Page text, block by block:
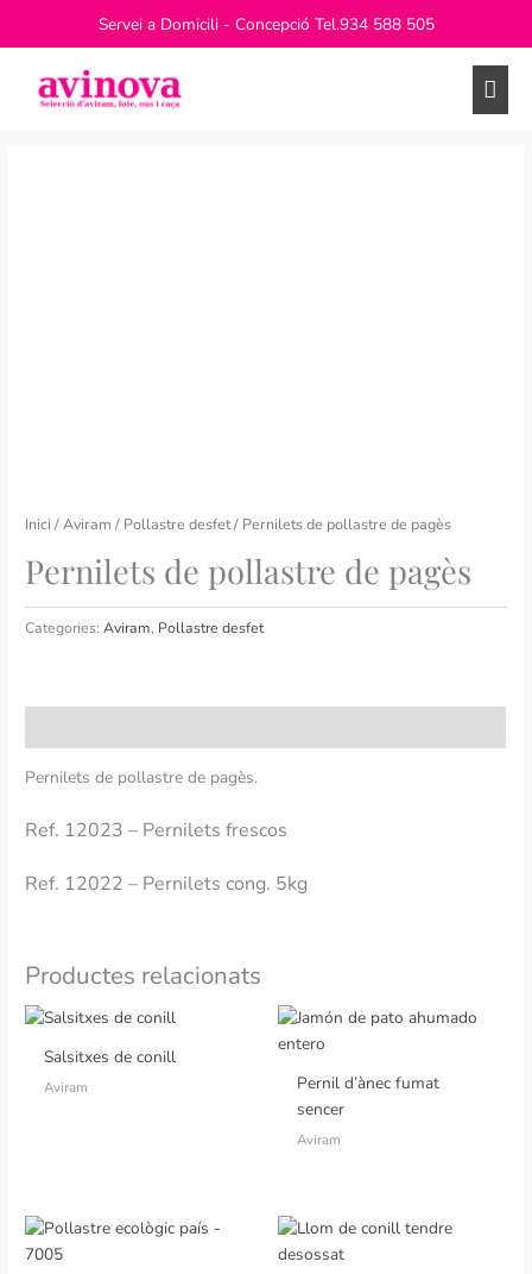
Servei a Domicili - Concepció Tel.934 588 505
Inici /Aviram / Pollastre desfet/ Pernilets de pollastre de pagès
Pernilets de pollastre de pagès
Categories:Aviram, Pollastre desfet
Pernilets de pollastre de pagès.
Ref. 12023 – Pernilets frescos
Ref. 12022 – Pernilets cong. 5kg
Productes relacionats
Salsitxes de conill
Aviram
Pernil d’ànec fumat
sencer
Aviram